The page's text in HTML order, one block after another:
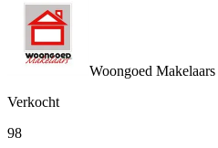
Woongoed Makelaars
Verkocht
98